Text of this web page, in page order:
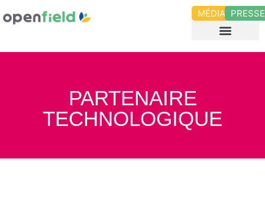
MÉDIAS PRESSE
PARTENAIRE
TECHNOLOGIQUE